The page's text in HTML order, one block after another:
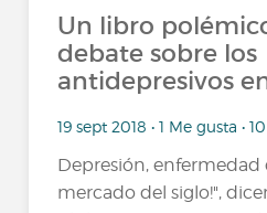
Un libro
debate sobre los
antidepresivos
19 sept 2018 • 1 Me gusta •
Depresión, enfermedad
mercado del siglo!",